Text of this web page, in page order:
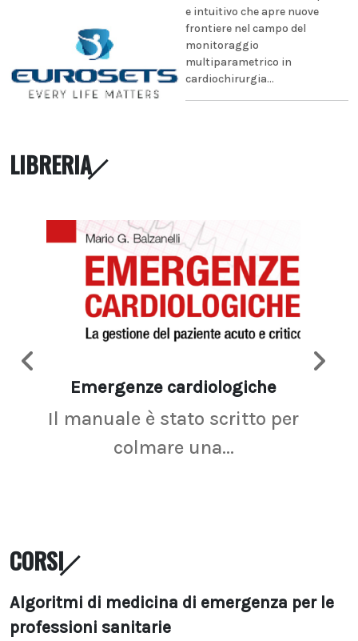
e intuitivo che apre nuove
frontiere nel campo del
monitoraggio
multiparametrico in
cardiochirurgia...
LIBRERIA
Emergenze cardiologiche
Il manuale è stato scritto per
colmare una...
CORSI
Algoritmi di medicina di emergenza per le
professioni sanitarie